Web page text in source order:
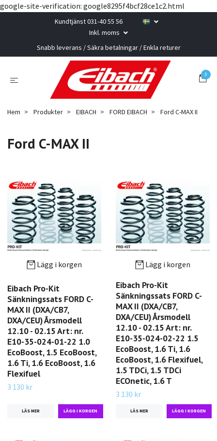
google-site-verification: google8295f4bcf28ce1c2.html
Kundtjänst 031-40 55 56
Inkl. moms
Snabb leverans / Säkra betalningar / Enkla returer
0
Hem Produkter EIBACH FORD EIBACH Ford C-MAX II
Ford C-MAX II
Lägg i korgen
Eibach Pro-Kit
Sänkningssats FORD C-
MAX II (DXA/CB7,
DXA/CEU) Årsmodell
12.10 - 02.15 Art: nr.
E10-35-024-01-22 1.0
EcoBoost, 1.5 EcoBoost,
1.6 Ti, 1.6 EcoBoost, 1.6
Flexifuel
3 130 kr
LÄS MER
Lägg i korgen
Eibach Pro-Kit
Sänkningssats FORD C-
MAX II (DXA/CB7,
DXA/CEU) Årsmodell
12.10 - 02.15 Art: nr.
E10-35-024-02-22 1.5
EcoBoost, 1.6 Ti, 1.6
EcoBoost, 1.6 Flexifuel,
1.5 TDCi, 1.5 TDCi
ECOnetic, 1.6 T
3 130 kr
LÄS MER